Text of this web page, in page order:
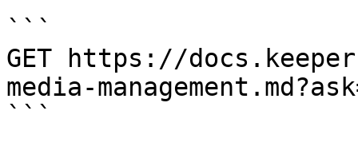
```
GET https://
media-
```